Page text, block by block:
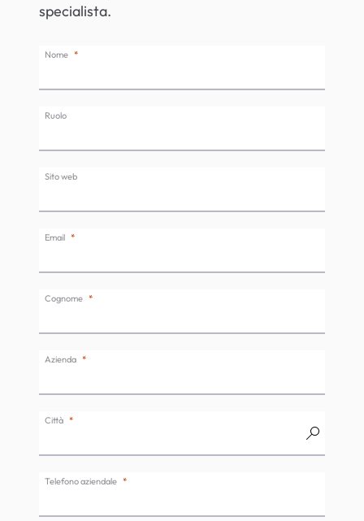
specialista.
Nome
Ruolo
Sito web
Email
Cognome
Azienda
Città
Telefono aziendale